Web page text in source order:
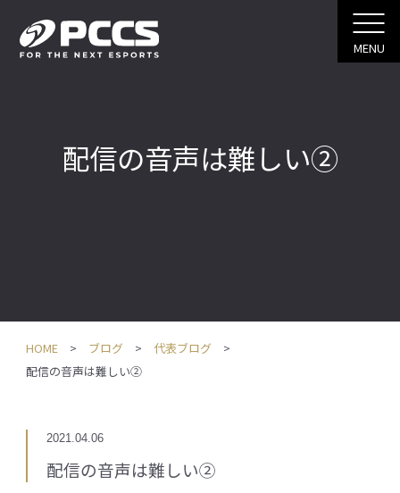
MENU
配信の音声は難しい②
HOME ブログ
代表ブログ
配信の音声は難しい②
2021.04.06
配信の音声は難しい②